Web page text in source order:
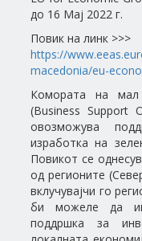
до 16 Мај 2022 г.
Повик на линк >>>
https://
macedonia/eu-
Комората на мал
(Business Support
овозможува
изработка на
Повикот се
од регионите
вклучувајчи го
би можеле да
поддршка за